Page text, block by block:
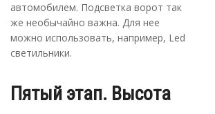
автомобилем. Подсветка ворот так
же необычайно важна. Для нее
можно использовать, например, Led
светильники.
Пятый этап. Высота